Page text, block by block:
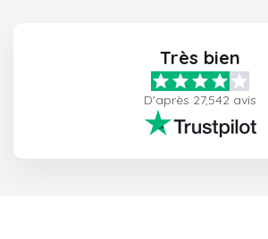
Très bien
D'après 27,542 avis